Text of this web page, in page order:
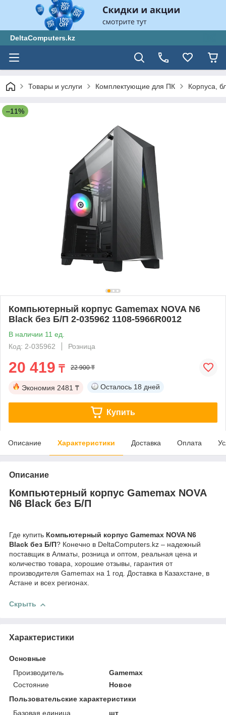
DeltaComputers.kz
Товары и услуги Комплектующие для ПК Корпуса,
–11%
Компьютерный корпус Gamemax NOVA N6
Black без Б/П 2-035962 1108-5966R0012
В наличии 11 ед.
Код: 2-035962
Розница
20 419 ₸ 22 900 ₸
Экономия 2481 ₸ Осталось 18 дней
Купить
Описание Характеристики Доставка Оплата
Описание
Компьютерный корпус Gamemax NOVA
N6 Black без Б/П
Где купить Компьютерный корпус Gamemax NOVA N6
Black без Б/П? Конечно в DeltaComputers.kz – надежный
поставщик в Алматы, розница и оптом, реальная цена и
количество товара, хорошие отзывы, гарантия от
производителя Gamemax на 1 год. Доставка в Казахстане, в
Астане и всех регионах.
Скрыть
Характеристики
Основные
Производитель
Gamemax
Состояние
Новое
Пользовательские характеристики
Базовая единица
шт